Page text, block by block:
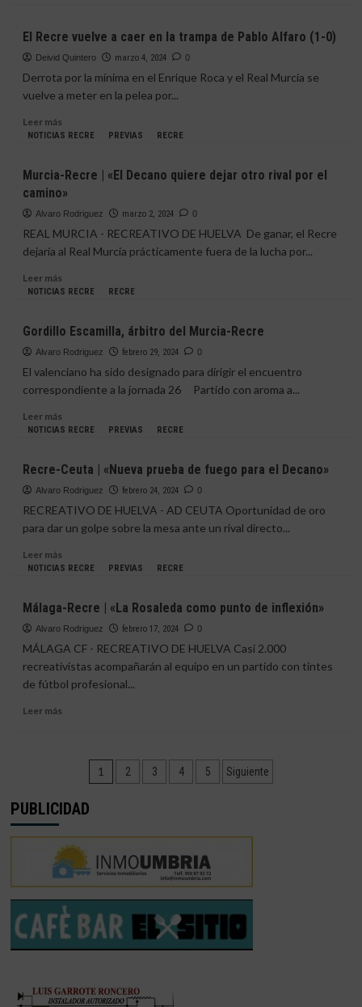
partido
es
una
oportunidad
alcanzar
el
El Recre vuelve a caer en la trampa de Pablo Alfaro (1-0)
Deivid Quintero marzo 4, 2024 0
Derrota por la mínima en el Enrique Roca y el Real Murcia se
vuelve a meter en la pelea por...
Leer másLeer
más
Recre
vuelve
a
caer
la
de
(1-
0)
NOTICIAS RECRE PREVIAS RECRE
Murcia-Recre | «El Decano quiere dejar otro rival por el
camino»
Alvaro Rodriguez marzo 2, 2024 0
REAL MURCIA - RECREATIVO DE HUELVA De ganar, el Recre
dejaría al Real Murcia prácticamente fuera de la lucha por...
Leer másLeer
más
Recre
|
«El
Decano
dejar
otro
el
camino»
NOTICIAS RECRE RECRE
Gordillo Escamilla, árbitro del Murcia-Recre
Alvaro Rodriguez febrero 29, 2024 0
El valenciano ha sido designado para dirigir el encuentro
correspondiente a la jornada 26 Partido con aroma a...
Leer másLeer
más
Escamilla,
árbitro
del
Murcia-
Recre
NOTICIAS RECRE PREVIAS RECRE
Recre-Ceuta | «Nueva prueba de fuego para el Decano»
Alvaro Rodriguez febrero 24, 2024 0
RECREATIVO DE HUELVA - AD CEUTA Oportunidad de oro
para dar un golpe sobre la mesa ante un rival directo...
Leer másLeer
más
Ceuta
|
«Nueva
prueba
fuego
NOTICIAS RECRE PREVIAS RECRE
Málaga-Recre | «La Rosaleda como punto de inflexión»
Alvaro Rodriguez febrero 17, 2024 0
MÁLAGA CF - RECREATIVO DE HUELVA Casi 2.000
recreativistas acompañarán al equipo en un partido con tintes
de fútbol profesional...
Leer másLeer
«La
Rosaleda
punto
de
inflexión»
Paginación
de
1 2 3 4 5 Siguiente
PUBLICIDAD